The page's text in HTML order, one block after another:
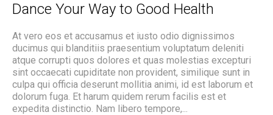
Dance Your Way to Good Health
At vero eos et accusamus et iusto odio dignissimos
ducimus qui blanditiis praesentium voluptatum deleniti
atque corrupti quos dolores et quas molestias excepturi
sint occaecati cupiditate non provident, similique sunt in
culpa qui officia deserunt mollitia animi, id est laborum et
dolorum fuga. Et harum quidem rerum facilis est et
expedita distinctio. Nam libero tempore,...